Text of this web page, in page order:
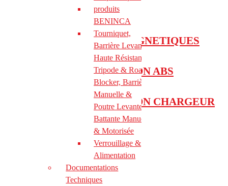
CHOIX D’ALIMENTATION
BANDEAUX ELECTROMAGNETIQUES
COFFRET D ALIMENTATION ABS
COFFRET D ALIMENTATION CHARGEUR
LOCINOX
CATALOGUE GÉNÉRALE
produits
BENINCA
Tourniquet,
Barrière Levante
Haute Résistance
Tripode & Road
Blocker, Barrière
Manuelle &
Poutre Levante ou
Battante Manuelle
& Motorisée
Verrouillage &
Alimentation
Documentations
Techniques